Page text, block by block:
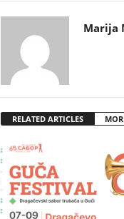
Marija
RELATED ARTICLES